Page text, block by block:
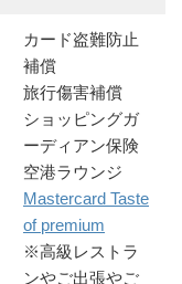
カード盗難防止
補償
旅行傷害補償
ショッピングガ
ーディアン保険
空港ラウンジ
Mastercard Taste
of premium
※高級レストラ
ンやご出張やご